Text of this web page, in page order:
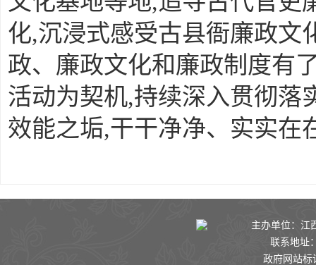
化,沉浸式感受古县衙廉政文
政、廉政文化和廉政制度有
活动为契机,持续深入贯彻落
效能之垢,干干净净、实实在
主办单位：江
联系地址
政府网站